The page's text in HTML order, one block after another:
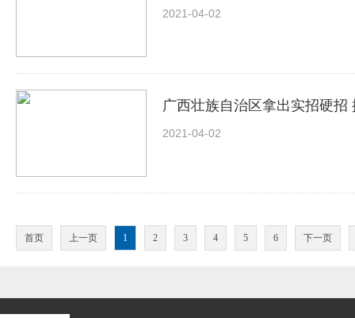
2021-04-02
广西壮族自治区拿出实招硬
2021-04-02
首页 上一页 1 2 3 4 5 6 下一页